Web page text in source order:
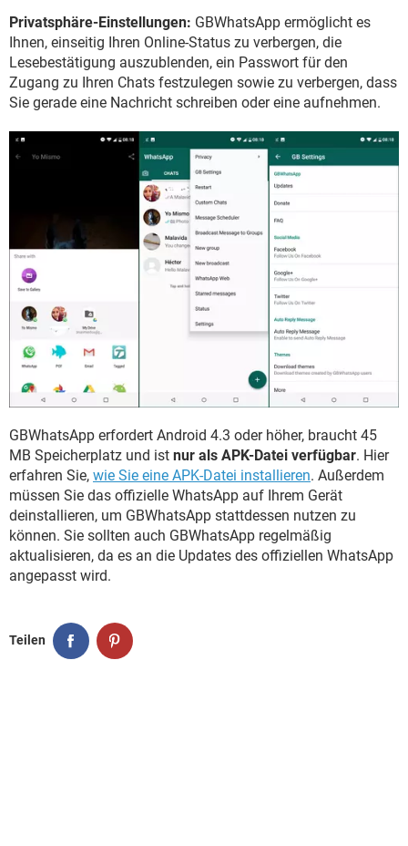
Privatsphäre-Einstellungen: GBWhatsApp ermöglicht es
Ihnen, einseitig Ihren Online-Status zu verbergen, die
Lesebestätigung auszublenden, ein Passwort für den
Zugang zu Ihren Chats festzulegen sowie zu verbergen, dass
Sie gerade eine Nachricht schreiben oder eine aufnehmen.
GBWhatsApp erfordert Android 4.3 oder höher, braucht 45
MB Speicherplatz und ist nur als APK-Datei verfügbar. Hier
erfahren Sie, wie Sie eine APK-Datei installieren. Außerdem
müssen Sie das offizielle WhatsApp auf Ihrem Gerät
deinstallieren, um GBWhatsApp stattdessen nutzen zu
können. Sie sollten auch GBWhatsApp regelmäßig
aktualisieren, da es an die Updates des offiziellen WhatsApp
angepasst wird.
Teilen